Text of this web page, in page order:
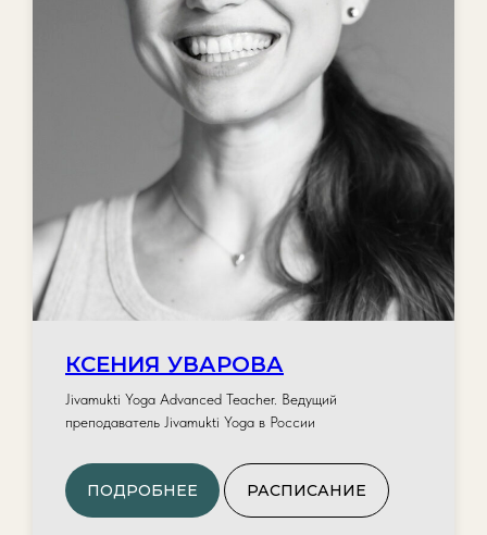
КСЕНИЯ УВАРОВА
Jivamukti Yoga Advanced Teacher. Ведущий
преподаватель Jivamukti Yoga в России
ПОДРОБНЕЕ РАСПИСАНИЕ